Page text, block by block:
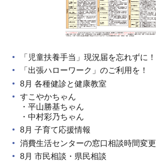
「児童扶養手当」現況届を忘れずに！
「出張ハローワーク」のご利用を！
8月 各種健診と健康教室
すこやかちゃん
・平山勝基ちゃん
・中村彩乃ちゃん
8月 子育て応援情報
消費生活センターの窓口相談時間変更
8月 市民相談・県民相談